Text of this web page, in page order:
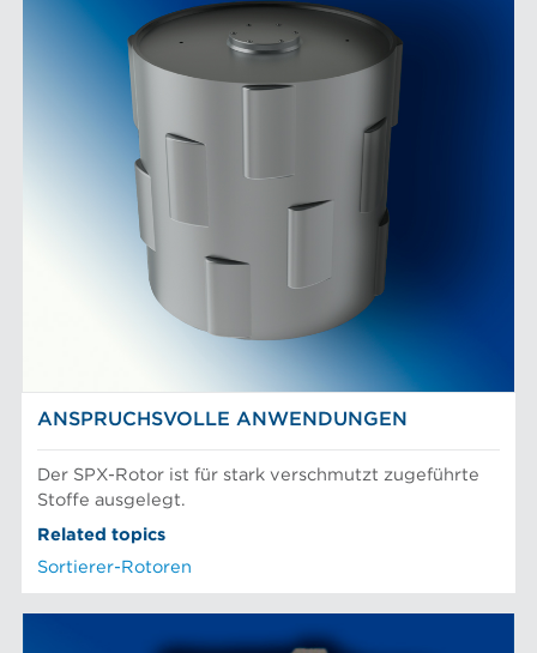
ANSPRUCHSVOLLE ANWENDUNGEN
Der SPX-Rotor ist für stark verschmutzt zugeführte
Stoffe ausgelegt.
Related topics
Sortierer-Rotoren